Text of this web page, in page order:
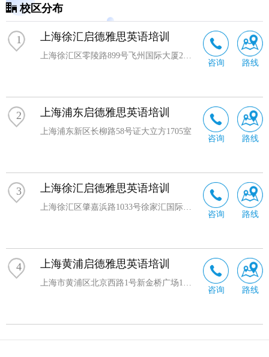
启德教师多年培训经验，深谙考试之道，答疑解惑。经过
理念配合SA教服团队个性化监督跟进，效果保障，已经逐
步展现出了国际化教学的风格，以提高学生英语语言和应
试技巧双重能力为己任，帮助学生更好的衔接国外初中、
思维帮助学生无缝衔接海外求学生活。
校区分布
1 上海徐汇启德雅思英语培训
上海徐汇区零陵路899号飞州国际大厦25楼F,G,H单元
咨询 路线
2 上海浦东启德雅思英语培训
上海浦东新区长柳路58号证大立方1705室
咨询 路线
3 上海徐汇启德雅思英语培训
上海徐汇区肇嘉浜路1033号徐家汇国际大厦701A-D
咨询 路线
4 上海黄浦启德雅思英语培训
上海市黄浦区北京西路1号新金桥广场10层
咨询 路线